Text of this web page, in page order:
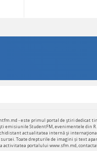
- este primul portal de ştiri
emisiunile StudentFM, evenimentele din
actualitatea internă şi
Toate drepturile de imagini și text
activitatea portalului www.sfm.md,